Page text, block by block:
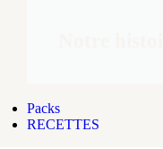
Packs
RECETTES